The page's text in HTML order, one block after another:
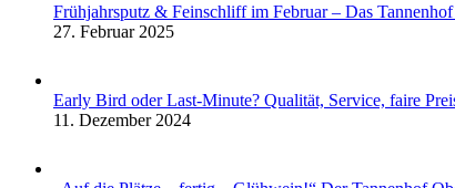
Frühjahrsputz & Feinschliff im Februar – Das
27. Februar 2025
Early Bird oder Last-Minute? Qualität, Service, faire
11. Dezember 2024